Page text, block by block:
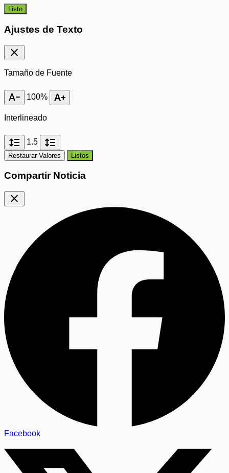
Listo
Ajustes de Texto
close
Tamaño de Fuente
text_decrease 100% text_increase
Interlineado
format_line_spacing 1.5 format_line_spacing
Restaurar Valores Listos
Compartir Noticia
close
Facebook